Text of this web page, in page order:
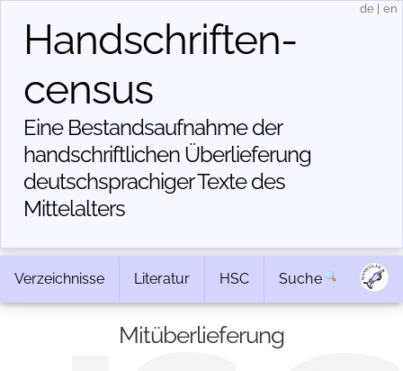
Handschriften­
census
Eine Bestandsaufnahme der
handschriftlichen Über­lieferung
deutschsprachiger Texte des
Mittelalters
de en
Verzeichnisse Literatur HSC Suche
Mitüberlieferung